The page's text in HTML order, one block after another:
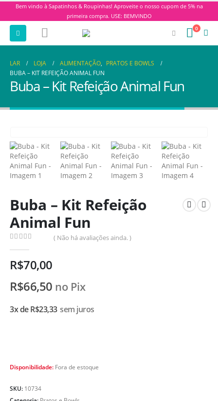
Bem vindo à Sapatinhos & Roupinhas! Aproveite o nosso cupom de 5% na
primeira compra. USE: BEMVINDO
0
LAR LOJA ALIMENTAÇÃO, PRATOS E BOWLS
BUBA – KIT REFEIÇÃO ANIMAL FUN
Buba – Kit Refeição Animal Fun
Buba – Kit Refeição
Animal Fun
( Não há avaliações ainda. )
R$70,00
R$66,50 no Pix
3x deR$23,33 sem juros
Disponibilidade: Fora de estoque
SKU: 10734